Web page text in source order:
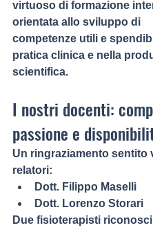
virtuoso di formazione
orientata allo sviluppo di
competenze utili e
pratica clinica e nella
scientifica.
I nostri docenti:
passione e
Un ringraziamento sentito
relatori:
Dott. Filippo Maselli
Dott. Lorenzo Storari
Due fisioterapisti